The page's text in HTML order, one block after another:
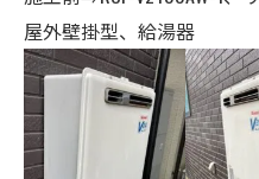
屋外壁掛型、給湯器